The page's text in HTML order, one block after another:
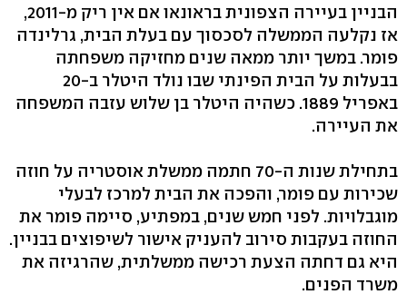
הבניין בעיירה הצפונית בראונאו אם אין ריק מ-2011,
אז נקלעה הממשלה לסכסוך עם בעלת הבית, גרלינדה
פומר. במשך יותר ממאה שנים מחזיקה משפחתה
בבעלות על הבית הפינתי שבו נולד היטלר ב-20
באפריל 1889. כשהיה היטלר בן שלוש עזבה המשפחה
את העיירה.
בתחילת שנות ה-70 חתמה ממשלת אוסטריה על חוזה
שכירות עם פומר, והפכה את הבית למרכז לבעלי
מוגבלויות. לפני חמש שנים, במפתיע, סיימה פומר את
החוזה בעקבות סירוב להעניק אישור לשיפוצים בבניין.
היא גם דחתה הצעת רכישה ממשלתית, שהרגיזה את
משרד הפנים.